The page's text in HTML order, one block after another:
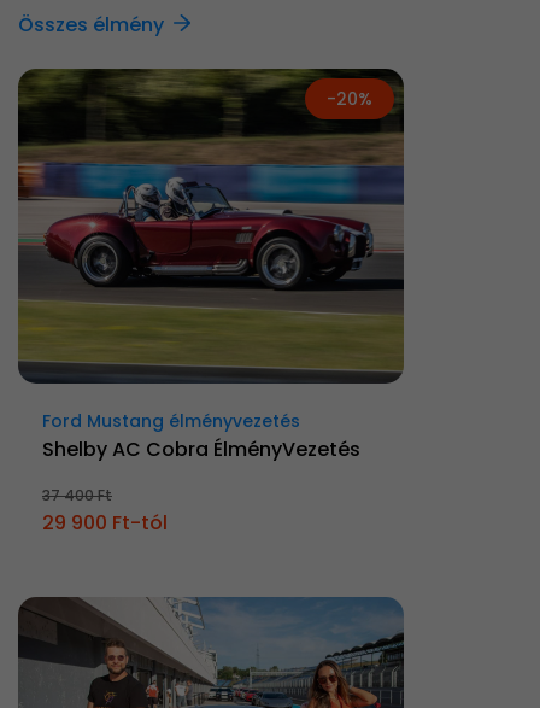
Összes élmény
-20%
Ford Mustang élményvezetés
Shelby AC Cobra ÉlményVezetés
37 400 Ft
29 900 Ft-tól